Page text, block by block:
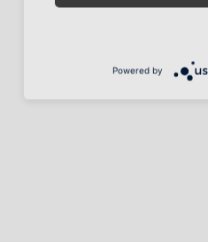
Powered by